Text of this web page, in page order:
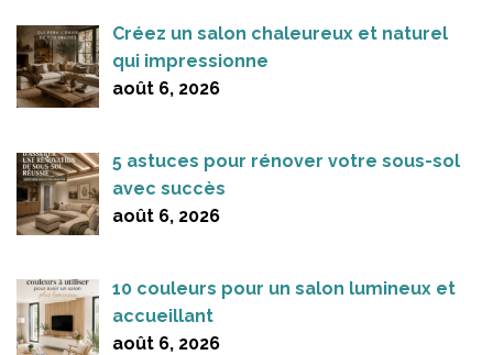
Créez un salon chaleureux et naturel
qui impressionne
août 6, 2026
5 astuces pour rénover votre sous-sol
avec succès
août 6, 2026
10 couleurs pour un salon lumineux et
accueillant
août 6, 2026